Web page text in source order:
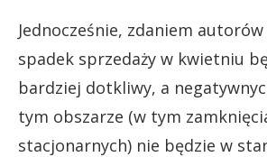
Jednocześnie, zdaniem
spadek sprzedaży w kwietniu
bardziej dotkliwy, a
tym obszarze (w tym
stacjonarnych) nie będzie w